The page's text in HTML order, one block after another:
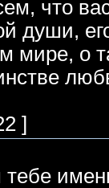
что
души,
мире, о
]
тебе